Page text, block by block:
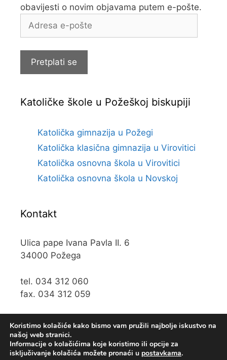
obavijesti o novim objavama putem e-pošte.
e-
Pretplati se
Katoličke škole u Požeškoj biskupiji
Katolička gimnazija u Požegi
Katolička klasična gimnazija u Virovitici
Katolička osnovna škola u Virovitici
Katolička osnovna škola u Novskoj
Kontakt
Ulica pape Ivana Pavla II. 6
34000 Požega
tel. 034 312 060
fax. 034 312 059
Koristimo kolačiće kako bismo vam pružili najbolje iskustvo na
našoj web stranici.
Informacije o kolačićima koje koristimo ili opcije za
isključivanje kolačića možete pronaći u postavkama.